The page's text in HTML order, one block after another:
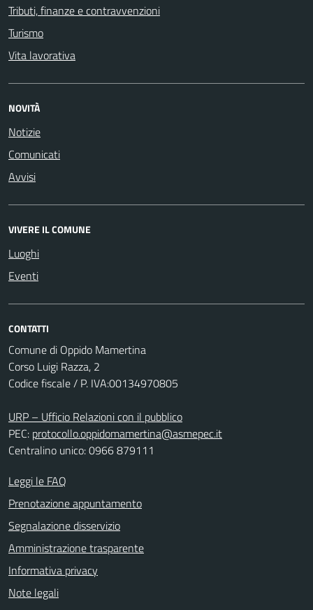
Tributi, finanze e contravvenzioni
Turismo
Vita lavorativa
NOVITÀ
Notizie
Comunicati
Avvisi
VIVERE IL COMUNE
Luoghi
Eventi
CONTATTI
Comune di Oppido Mamertina
Corso Luigi Razza, 2
Codice fiscale / P. IVA:00134970805
URP – Ufficio Relazioni con il pubblico
PEC: protocollo.oppidomamertina@asmepec.it
Centralino unico: 0966 879111
Leggi le FAQ
Prenotazione appuntamento
Segnalazione disservizio
Amministrazione trasparente
Informativa privacy
Note legali